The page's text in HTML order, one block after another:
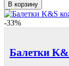
В корзину
-33%
Балетки